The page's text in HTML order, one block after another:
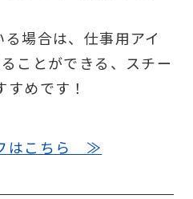
場合は、仕事用アイ
ことができる、スチー
めです！
はこちら ≫